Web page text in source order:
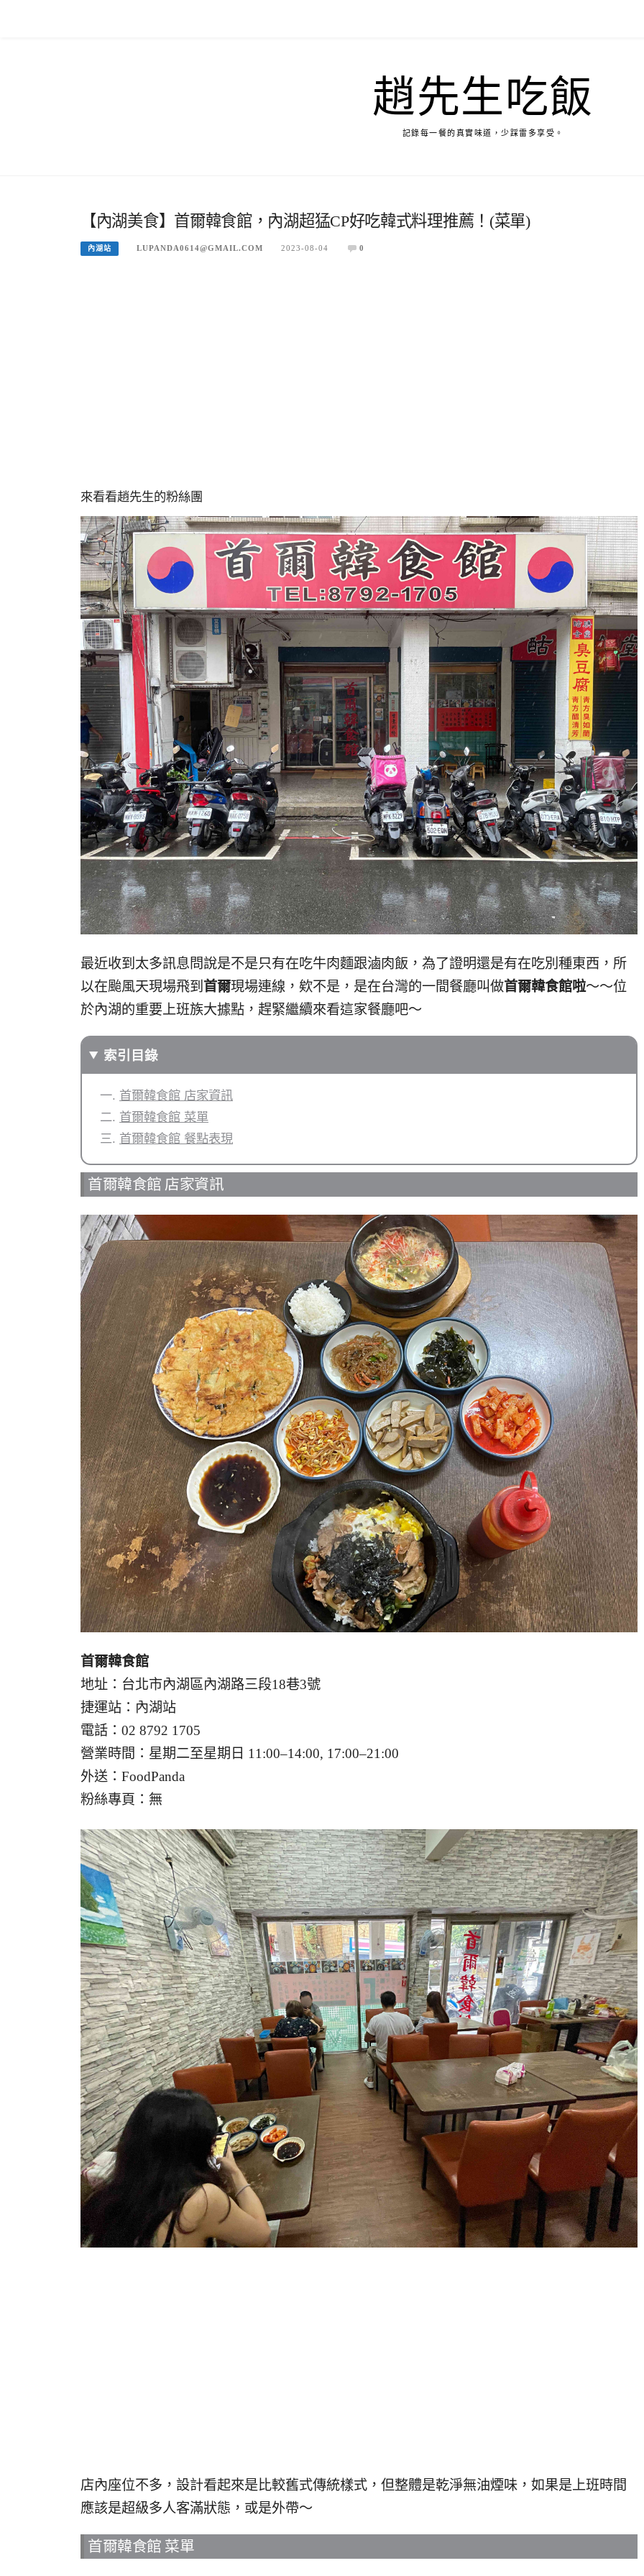
趙先生吃飯
記錄每一餐的真實味道，少踩雷多享受。
【內湖美食】首爾韓食館，內湖超猛CP好吃韓式料理推薦！(菜單)
內湖站 LUPANDA0614@GMAIL.COM 2023-08-04 0
來看看趙先生的粉絲團
最近收到太多訊息問說是不是只有在吃牛肉麵跟滷肉飯，為了證明還是有在吃別種東西，所
以在颱風天現場飛到 首爾現場連線，欸不是，是在台灣的一間餐廳叫做首爾韓食館啦～～位
於內湖的重要上班族大據點，趕緊繼續來看這家餐廳吧～
索引目錄
首爾韓食館 店家資訊
首爾韓食館 菜單
首爾韓食館 餐點表現
首爾韓食館 店家資訊
首爾韓食館
地址：台北市內湖區內湖路三段18巷3號
捷運站：內湖站
電話：02 8792 1705
營業時間：星期二至星期日 11:00–14:00, 17:00–21:00
外送：FoodPanda
粉絲專頁：無
店內座位不多，設計看起來是比較舊式傳統樣式，但整體是乾淨無油煙味，如果是上班時間
應該是超級多人客滿狀態，或是外帶～
首爾韓食館 菜單